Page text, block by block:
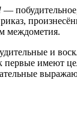
—
междометия.
и
первые имеют